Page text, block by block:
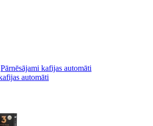
Pārnēsājami kafijas automāti